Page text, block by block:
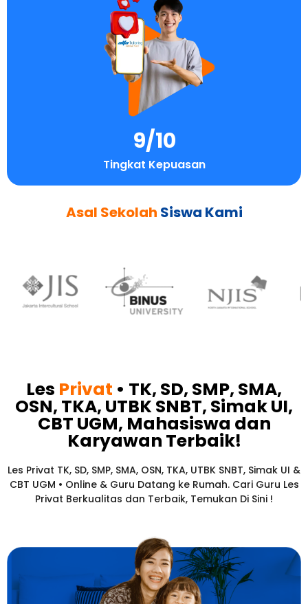
Tingkat Kepuasan
9/10
Asal Sekolah Siswa Kami
Les Privat • TK, SD, SMP, SMA,
OSN, TKA, UTBK SNBT, Simak UI,
CBT UGM, Mahasiswa dan
Karyawan Terbaik!​
Les Privat TK, SD, SMP, SMA, OSN, TKA, UTBK SNBT, Simak UI &
CBT UGM • Online & Guru Datang ke Rumah. Cari Guru Les
Privat Berkualitas dan Terbaik, Temukan Di Sini !